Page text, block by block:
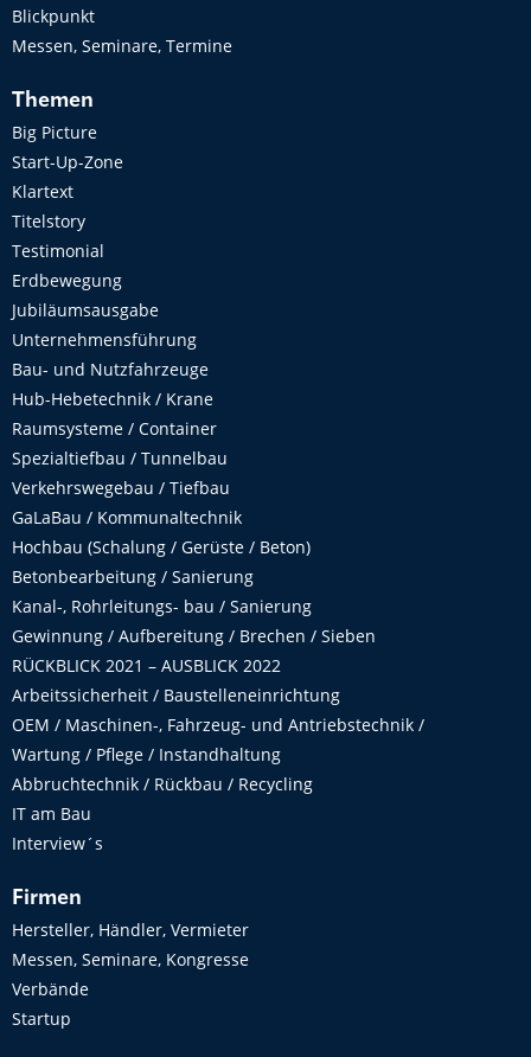
Blickpunkt
Messen, Seminare, Termine
Themen
Big Picture
Start-Up-Zone
Klartext
Titelstory
Testimonial
Erdbewegung
Jubiläumsausgabe
Unternehmensführung
Bau- und Nutzfahrzeuge
Hub-Hebetechnik / Krane
Raumsysteme / Container
Spezialtiefbau / Tunnelbau
Verkehrswegebau / Tiefbau
GaLaBau / Kommunaltechnik
Hochbau (Schalung / Gerüste / Beton)
Betonbearbeitung / Sanierung
Kanal-, Rohrleitungs- bau / Sanierung
Gewinnung / Aufbereitung / Brechen / Sieben
RÜCKBLICK 2021 – AUSBLICK 2022
Arbeitssicherheit / Baustelleneinrichtung
OEM / Maschinen-, Fahrzeug- und Antriebstechnik /
Wartung / Pflege / Instandhaltung
Abbruchtechnik / Rückbau / Recycling
IT am Bau
Interview´s
Firmen
Hersteller, Händler, Vermieter
Messen, Seminare, Kongresse
Verbände
Startup